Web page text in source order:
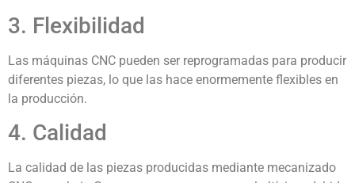
3. Flexibilidad
Las máquinas CNC pueden ser reprogramadas para producir
diferentes piezas, lo que las hace enormemente flexibles en
la producción.
4. Calidad
La calidad de las piezas producidas mediante mecanizado